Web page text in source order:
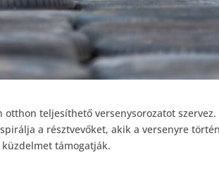
otthon teljesíthető versenysorozatot szervez.
a résztvevőket, akik a versenyre
támogatják.